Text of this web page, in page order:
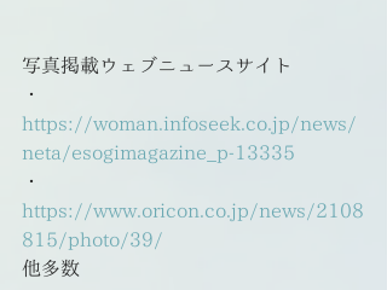
写真掲載ウェブニュースサイト
・
https://woman.infoseek.co.jp/news/
neta/esogimagazine_p-13335
・
https://www.oricon.co.jp/news/2108
815/photo/39/
他多数